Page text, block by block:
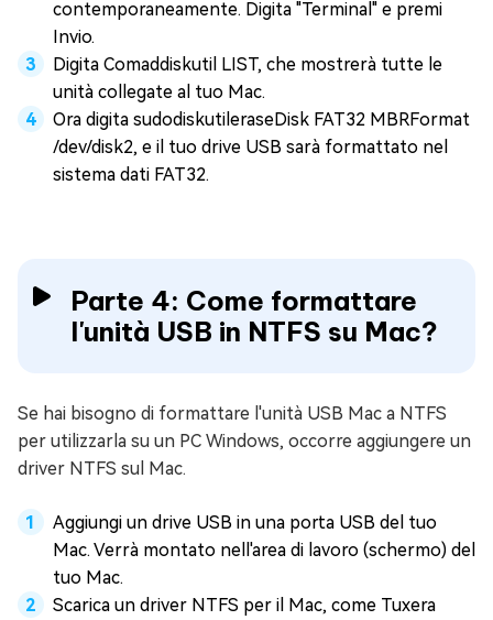
contemporaneamente. Digita "Terminal" e premi
Invio.
Digita Comaddiskutil LIST, che mostrerà tutte le
unità collegate al tuo Mac.
Ora digita sudodiskutileraseDisk FAT32 MBRFormat
/dev/disk2, e il tuo drive USB sarà formattato nel
sistema dati FAT32.
Parte 4: Come formattare
l'unità USB in NTFS su Mac?
Se hai bisogno di formattare l'unità USB Mac a NTFS
per utilizzarla su un PC Windows, occorre aggiungere un
driver NTFS sul Mac.
Aggiungi un drive USB in una porta USB del tuo
Mac. Verrà montato nell'area di lavoro (schermo) del
tuo Mac.
Scarica un driver NTFS per il Mac, come Tuxera